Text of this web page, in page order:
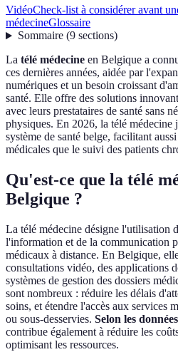
VidéoCheck-list à considérer avant
médecineGlossaire
Sommaire(9 sections)
La télé médecine en Belgique a
ces dernières années, aidée par
numériques et un besoin croissant
santé. Elle offre des solutions
avec leurs prestataires de santé sans
physiques. En 2026, la télé médecine
système de santé belge, facilitant
médicales que le suivi des patients
Qu'est-ce que la télé
Belgique ?
La télé médecine désigne l'utilisation
l'information et de la communication
médicaux à distance. En Belgique,
consultations vidéo, des applications
systèmes de gestion des dossiers
sont nombreux : réduire les délais
soins, et étendre l'accès aux services
ou sous-desservies. Selon les
contribue également à réduire les
optimisant les ressources.